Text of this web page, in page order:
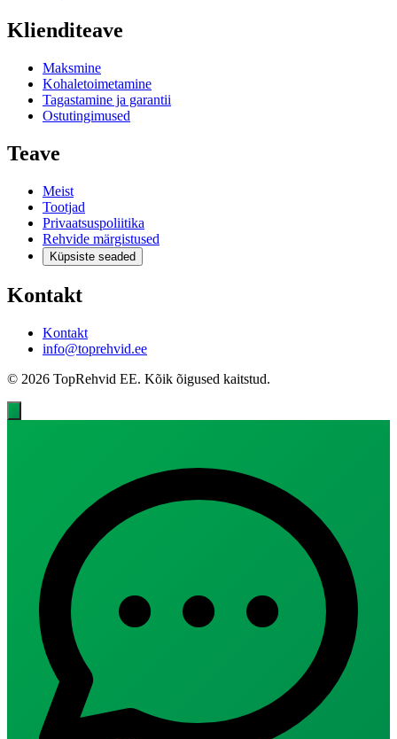
Klienditeave
Maksmine
Kohaletoimetamine
Tagastamine ja garantii
Ostutingimused
Teave
Meist
Tootjad
Privaatsuspoliitika
Rehvide märgistused
Küpsiste seaded
Kontakt
Kontakt
info@toprehvid.ee
© 2026 TopRehvid EE. Kõik õigused kaitstud.